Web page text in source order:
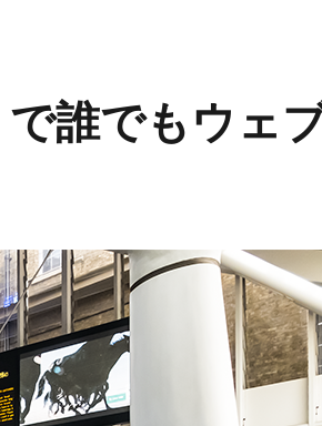
誰でもウェ